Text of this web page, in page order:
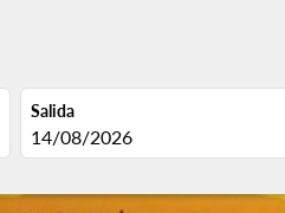
Salida
fc-booking-departure-date-
14/08/2026